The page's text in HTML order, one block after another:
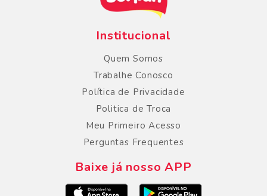
Institucional
Quem Somos
Trabalhe Conosco
Política de Privacidade
Politica de Troca
Meu Primeiro Acesso
Perguntas Frequentes
Baixe já nosso APP